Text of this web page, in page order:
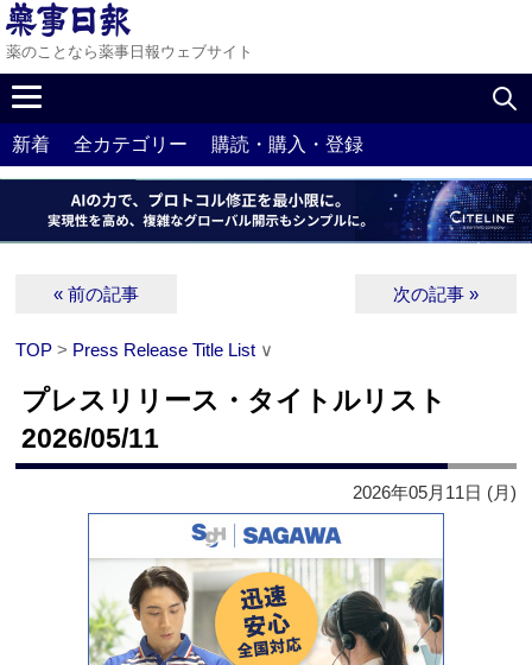
薬のことなら薬事日報ウェブサイト
新着 全カテゴリー 購読・購入・登録
« 前の記事 次の記事 »
TOP > Press Release Title List ∨
プレスリリース・タイトルリスト
2026/05/11
2026年05月11日 (月)